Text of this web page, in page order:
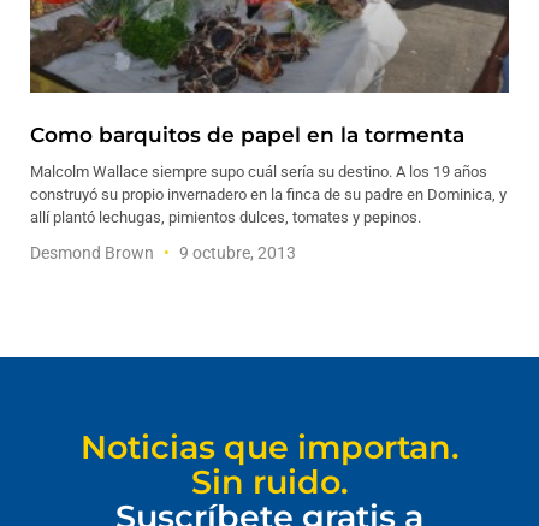
Como barquitos de papel en la tormenta
Malcolm Wallace siempre supo cuál sería su destino. A los 19 años
construyó su propio invernadero en la finca de su padre en Dominica, y
allí plantó lechugas, pimientos dulces, tomates y pepinos.
Desmond Brown 9 octubre, 2013
Noticias que importan.
Sin ruido.
Suscríbete gratis a